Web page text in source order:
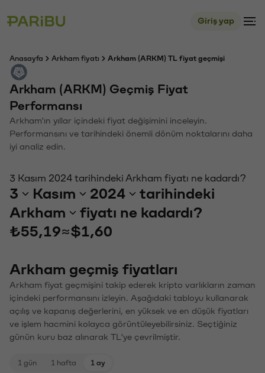
Giriş yap
Anasayfa Arkham fiyatı Arkham (ARKM) TL fiyat geçmişi
Arkham (ARKM) Geçmiş Fiyat
Performansı
Arkham'ın yıllar içindeki fiyat değişimini inceleyin.
Performansını ve tarihindeki önemli dönüm noktalarını daha
iyi analiz edin.
3 Kasım 2024 tarihindeki Arkham fiyatı ne kadardı?
3 Kasım 2024
tarihindeki
Arkham
fiyatı ne kadardı?
₺55,19≈$1,60
Arkham geçmiş fiyatları
Arkham fiyat geçmişini takip ederek kripto varlıkların zaman
içindeki performansını izleyin. Aşağıdaki tabloyu kullanarak
açılış ve kapanış değerlerini, en yüksek ve en düşük fiyatları
ve işlem hacmini kolayca görüntüleyebilirsiniz. Seçtiğiniz
günün kuru baz alınarak TL'ye çevrilmiştir.
1 gün 1 hafta 1 ay